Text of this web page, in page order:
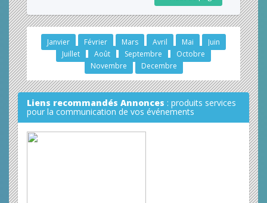
Janvier Février Mars Avril Mai
Juin
Juillet
Août Septembre
Octobre
Novembre
Decembre
Liens recommandés Annonces : produits services
pour la communication de vos événements